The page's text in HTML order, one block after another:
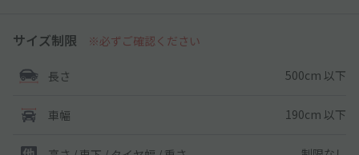
サイズ制限 ※必ずご確認ください
長さ 500cm 以下
車幅 190cm 以下